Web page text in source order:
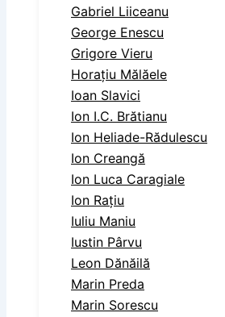
Gabriel Liiceanu
George Enescu
Grigore Vieru
Horațiu Mălăele
Ioan Slavici
Ion I.C. Brătianu
Ion Heliade-Rădulescu
Ion Creangă
Ion Luca Caragiale
Ion Rațiu
Iuliu Maniu
Iustin Pârvu
Leon Dănăilă
Marin Preda
Marin Sorescu